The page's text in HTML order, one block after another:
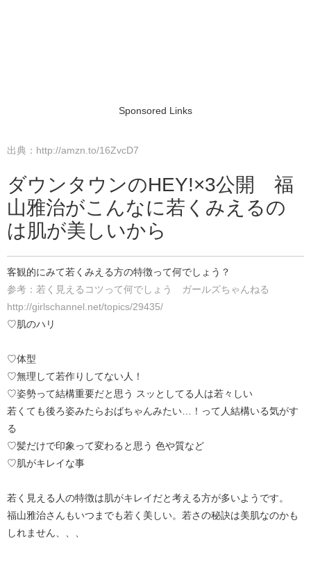
Sponsored Links
出典：http://amzn.to/16ZvcD7
ダウンタウンのHEY!×3公開 福
山雅治がこんなに若くみえるの
は肌が美しいから
客観的にみて若くみえる方の特徴って何でしょう？
参考：若く見えるコツって何でしょう ガールズちゃんねる
http://girlschannel.net/topics/29435/
♡肌のハリ
♡体型
♡無理して若作りしてない人！
♡姿勢って結構重要だと思う スッとしてる人は若々しい
若くても後ろ姿みたらおばちゃんみたい…！って人結構いる気がす
る
♡髪だけで印象って変わると思う 色や質など
♡肌がキレイな事
若く見える人の特徴は肌がキレイだと考える方が多いようです。
福山雅治さんもいつまでも若く美しい。若さの秘訣は美肌なのかも
しれません、、、